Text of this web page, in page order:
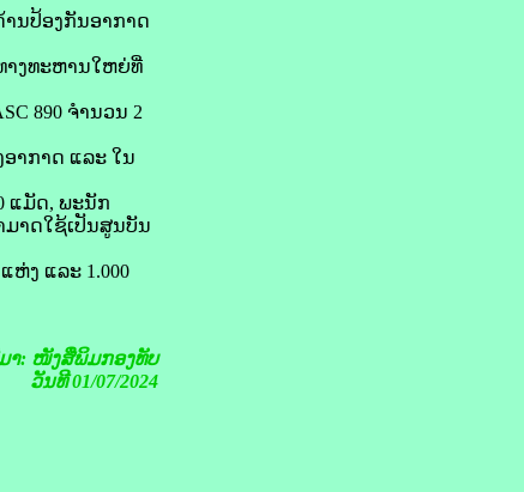
ນປ້ອງກັນອາກາດ
າງ​ທະ​ຫານ​ໃຫຍ່​ທີ່​
890 ຈຳນວນ 2
າກາດ ແລະ ​ໃນ​
ແມັດ, ພະນັກ
ມາດ​ໃຊ້​ເປັນ​ສູນ​ບັນ​
ງ ​ແລະ 1.000
າ: ໜັງສືພິມກອງທັບ
ວັນທີ 01/07/2024